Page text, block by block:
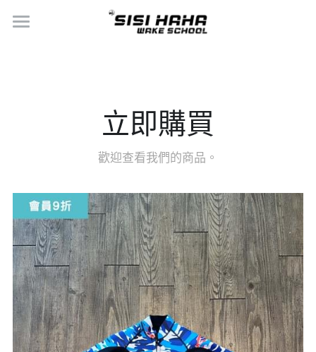
環境設備介紹
LET'S START YOUR RIDING
LEVEL證照
選擇你有興趣的課程
選擇你命定的教練
環境設備介紹
SIHA STORE
媒體報導
會員福利
臺北市滑水協會
立即購買
歡迎查看我們的商品。
商品分類
KANUK
Soulcraft
Hydromaster
Classic
SURFLO